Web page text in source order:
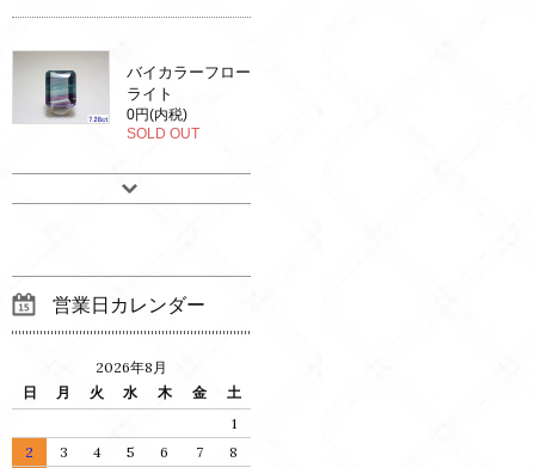
バイカラーフロー
ライト
0円(内税)
SOLD OUT
営業日カレンダー
2026年8月
日
月 火 水 木 金
土
1
2
3 4 5 6 7 8